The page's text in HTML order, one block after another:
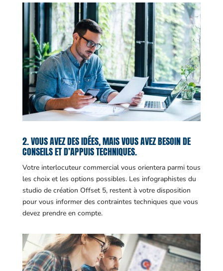
2. VOUS AVEZ DES IDÉES, MAIS VOUS AVEZ BESOIN DE
CONSEILS ET D’APPUIS TECHNIQUES.
Votre interlocuteur commercial vous orientera parmi tous
les choix et les options possibles. Les infographistes du
studio de création Offset 5, restent à votre disposition
pour vous informer des contraintes techniques que vous
devez prendre en compte.